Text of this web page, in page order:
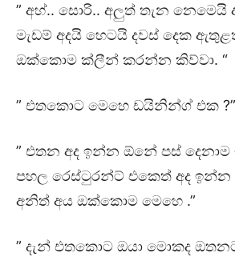
” අහ්.. සොරි.. අලුත් තැන නෙමෙයි
මැඩම් අදයි හෙටයි දවස් දෙක
ඔක්කොම ක්ලීන් කරන්න කිව්වා. “
” එතකොට මෙහෙ ඩයිනින්ග් එක ?”
” එතන අද ඉන්න ඕනේ පස් දෙනාම
පහල රෙස්ටුරන්ට් එකෙත් අද
අනිත් අය ඔක්කොම මෙහෙ .”
” දැන් එතකොට ඔයා මොකද